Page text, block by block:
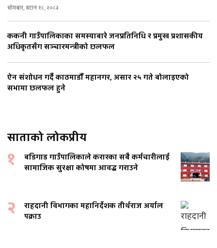
सोमबार, साउन १८, २०८३
ककनी गाउँपालिकाका समस्याबारे जनप्रतिनिधि र प्रमुख प्रशासकीय
अधिकृतसँग सञ्चारमन्त्रीको छलफल
ऐन संशोधन गर्दै काठमाडौँ महानगर, असार २५ गते बोलाइएको
सभामा छलफल हुने
साताको लोकप्रीय
१
बडिगाड गाउँपालिकाले करारका सबै कर्मचारीलाई
सामाजिक सुरक्षा कोषमा आवद्ध गराउने
२
राहदानी विभागका महानिर्देशक तीर्थराज अर्याल
पक्राउ